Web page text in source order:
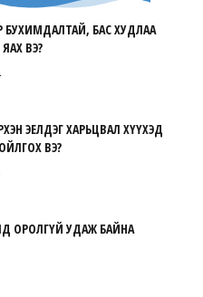
БУХИМДАЛТАЙ, БАС ХУДЛАА
ВЭ?
ЭЕЛДЭГ ХАРЬЦВАЛ ХҮҮХЭД
ВЭ?
ОРОЛГҮЙ УДАЖ БАЙНА